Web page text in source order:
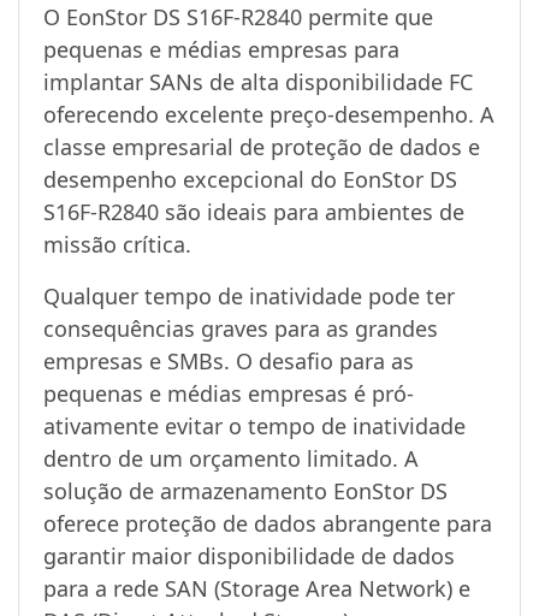
O EonStor DS S16F-R2840 permite que
pequenas e médias empresas para
implantar SANs de alta disponibilidade FC
oferecendo excelente preço-desempenho. A
classe empresarial de proteção de dados e
desempenho excepcional do EonStor DS
S16F-R2840 são ideais para ambientes de
missão crítica.
Qualquer tempo de inatividade pode ter
consequências graves para as grandes
empresas e SMBs. O desafio para as
pequenas e médias empresas é pró-
ativamente evitar o tempo de inatividade
dentro de um orçamento limitado. A
solução de armazenamento EonStor DS
oferece proteção de dados abrangente para
garantir maior disponibilidade de dados
para a rede SAN (Storage Area Network) e